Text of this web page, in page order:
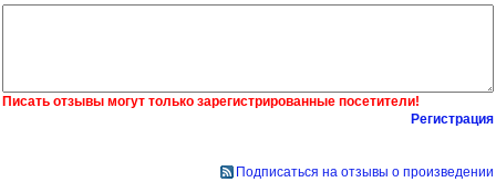
Писать отзывы могут только зарегистрированные посетители!
Регистрация
Подписаться на отзывы о произведении